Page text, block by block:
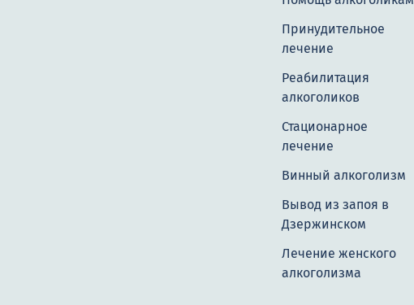
Принудительное
лечение
Реабилитация
алкоголиков
Стационарное
лечение
Винный алкоголизм
Вывод из запоя в
Дзержинском
Лечение женского
алкоголизма